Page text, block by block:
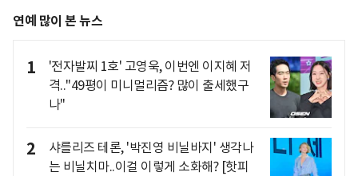
연예 많이 본 뉴스
1
'전자발찌 1호' 고영욱, 이번엔 이지혜 저
격.."49평이 미니멀리즘? 많이 출세했구
나"
2
샤를리즈 테론, '박진영 비닐바지' 생각나
는 비닐치마..이걸 이렇게 소화해? [핫피